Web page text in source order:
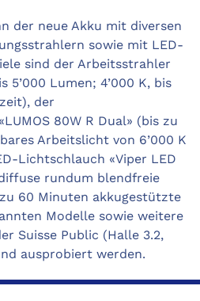
der neue Akku mit diversen
sowie mit LED-
sind der Arbeitsstrahler
5’000 Lumen; 4’000 K, bis
der
80W R Dual» (bis zu
Arbeitslicht von 6’000 K
Lichtschlauch «Viper LED
rundum blendfreie
60 Minuten akkugestützte
Modelle sowie weitere
Suisse Public (Halle 3.2,
ausprobiert werden.